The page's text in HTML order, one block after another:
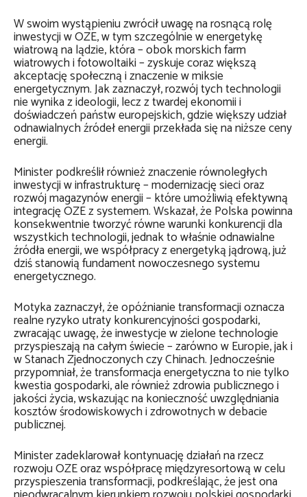
W swoim wystąpieniu zwrócił uwagę na rosnącą rolę
inwestycji w OZE, w tym szczególnie w energetykę
wiatrową na lądzie, która – obok morskich farm
wiatrowych i fotowoltaiki – zyskuje coraz większą
akceptację społeczną i znaczenie w miksie
energetycznym. Jak zaznaczył, rozwój tych technologii
nie wynika z ideologii, lecz z twardej ekonomii i
doświadczeń państw europejskich, gdzie większy udział
odnawialnych źródeł energii przekłada się na niższe ceny
energii.
Minister podkreślił również znaczenie równoległych
inwestycji w infrastrukturę – modernizację sieci oraz
rozwój magazynów energii – które umożliwią efektywną
integrację OZE z systemem. Wskazał, że Polska powinna
konsekwentnie tworzyć równe warunki konkurencji dla
wszystkich technologii, jednak to właśnie odnawialne
źródła energii, we współpracy z energetyką jądrową, już
dziś stanowią fundament nowoczesnego systemu
energetycznego.
Motyka zaznaczył, że opóźnianie transformacji oznacza
realne ryzyko utraty konkurencyjności gospodarki,
zwracając uwagę, że inwestycje w zielone technologie
przyspieszają na całym świecie – zarówno w Europie, jak i
w Stanach Zjednoczonych czy Chinach. Jednocześnie
przypomniał, że transformacja energetyczna to nie tylko
kwestia gospodarki, ale również zdrowia publicznego i
jakości życia, wskazując na konieczność uwzględniania
kosztów środowiskowych i zdrowotnych w debacie
publicznej.
Minister zadeklarował kontynuację działań na rzecz
rozwoju OZE oraz współpracę międzyresortową w celu
przyspieszenia transformacji, podkreślając, że jest ona